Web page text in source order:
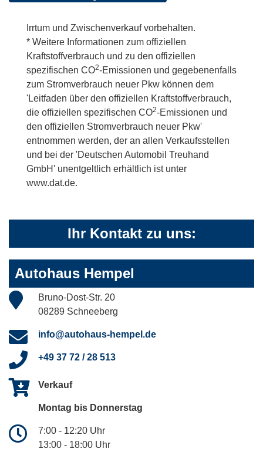
Irrtum und Zwischenverkauf vorbehalten.
* Weitere Informationen zum offiziellen
Kraftstoffverbrauch und zu den offiziellen
spezifischen CO2-Emissionen und gegebenenfalls
zum Stromverbrauch neuer Pkw können dem
'Leitfaden über den offiziellen Kraftstoffverbrauch,
die offiziellen spezifischen CO2-Emissionen und
den offiziellen Stromverbrauch neuer Pkw'
entnommen werden, der an allen Verkaufsstellen
und bei der 'Deutschen Automobil Treuhand
GmbH' unentgeltlich erhältlich ist unter
www.dat.de.
Ihr Kontakt zu uns:
Autohaus Hempel
Bruno-Dost-Str. 20
08289 Schneeberg
info@autohaus-hempel.de
+49 37 72 / 28 513
Verkauf
Montag bis Donnerstag
7:00 - 12:20 Uhr
13:00 - 18:00 Uhr